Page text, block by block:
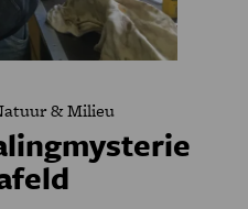
& Milieu